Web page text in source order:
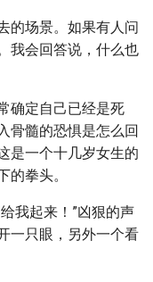
的场景。如果有人问
我会回答说，什么也
确定自己已经是死
骨髓的恐惧是怎么回
是一个十几岁女生的
拳头。
我起来！”凶狠的声
一只眼，另外一个看